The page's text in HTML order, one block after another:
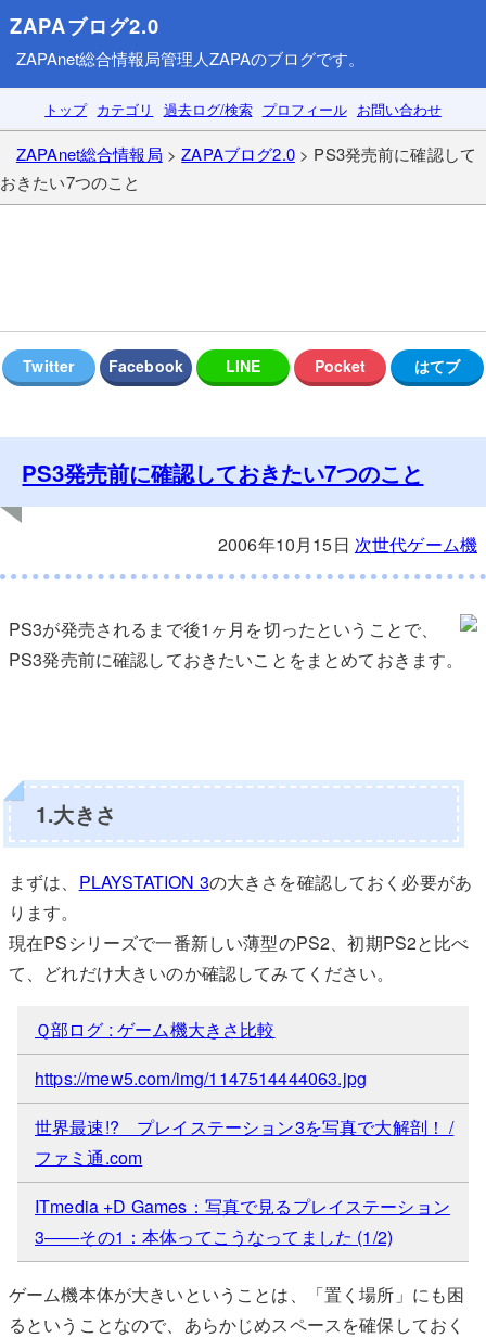
ZAPAブログ2.0
ZAPAnet総合情報局管理人ZAPAのブログです。
トップ カテゴリ 過去ログ/検索 プロフィール お問い合わせ
ZAPAnet総合情報局 >ZAPAブログ2.0> PS3発売前に確認して
おきたい7つのこと
PS3発売前に確認しておきたい7つのこと
2006年10月15日 次世代ゲーム機
PS3が発売されるまで後1ヶ月を切ったということで、
PS3発売前に確認しておきたいことをまとめておきます。
1.大きさ
まずは、 PLAYSTATION 3の大きさを確認しておく必要があ
ります。
現在PSシリーズで一番新しい薄型のPS2、初期PS2と比べ
て、どれだけ大きいのか確認してみてください。
Ｑ部ログ : ゲーム機大きさ比較
https://mew5.com/img/1147514444063.jpg
世界最速!? プレイステーション3を写真で大解剖！ /
ファミ通.com
ITmedia +D Games：写真で見るプレイステーション
3――その1：本体ってこうなってました (1/2)
ゲーム機本体が大きいということは、「置く場所」にも困
るということなので、あらかじめスペースを確保しておく